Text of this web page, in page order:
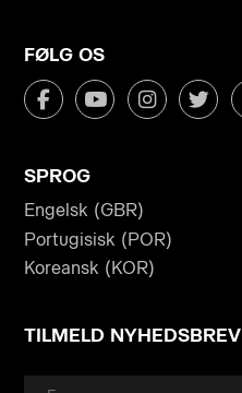
FØLG OS
SPROG
Engelsk (GBR)
Portugisisk (POR)
Koreansk (KOR)
TILMELD NYHEDSBREV